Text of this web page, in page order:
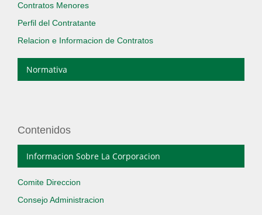
Contratos Menores
Perfil del Contratante
Relacion e Informacion de Contratos
Normativa
Contenidos
Informacion Sobre La Corporacion
Comite Direccion
Consejo Administracion